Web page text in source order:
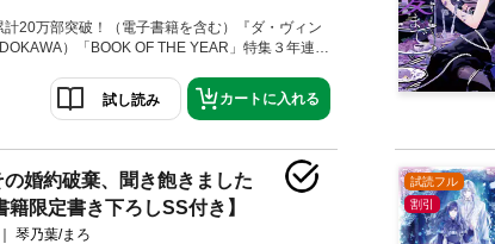
計20万部突破！（電子書籍を含む）『ダ・ヴィン
）「BOOK OF THE YEAR」特集３年連続
になれないのなら、どこで心を動かせと言うの
魔物と契約を解消したい歌乞いのネア。ディノと
――祝祭美食な日常の中、時に切なく、時に大惨
紡がれる異種婚姻ファンタジー！待望のコミカラ
！描き下ろし漫画14P収録！太陽の光を好まない
アルビクロム。万象の魔物ディノと共に歌乞いの
術道具を回収する任務にあたっていた。しかしそ
試し読み カートに入れる
の婚約破棄、聞き飽きました
籍限定書き下ろしSS付き】
琴乃葉/まろ
試読フル
割引